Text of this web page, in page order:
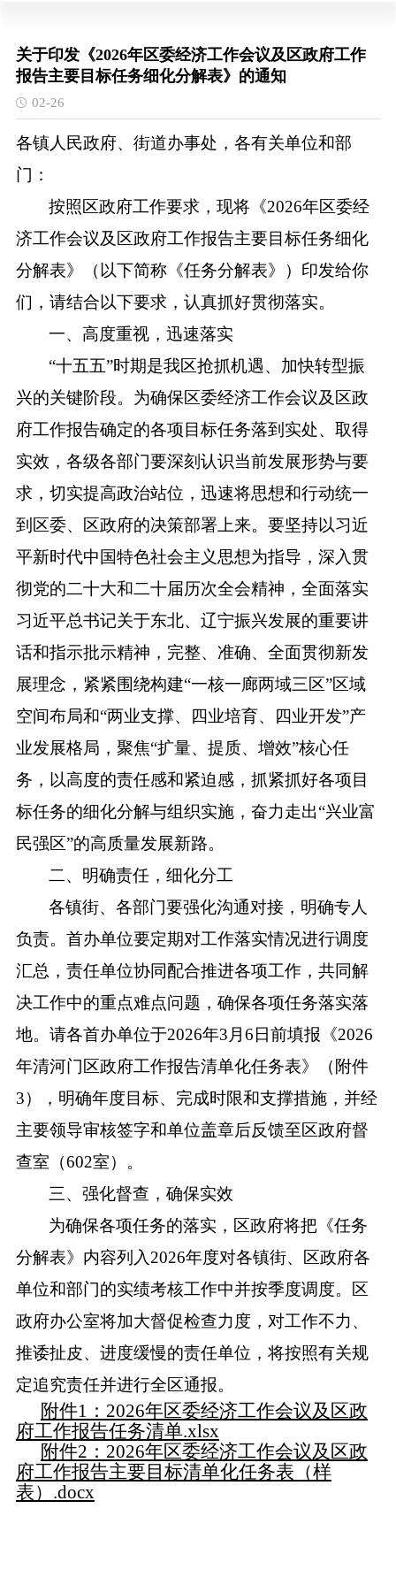
关于印发《2026年区委经济工作会议及区政府工作
报告主要目标任务细化分解表》的通知
02-26
各镇人民政府、街道办事处，各有关单位和部
门：
按照区政府工作要求，现将《2026年区委经
济工作会议及区政府工作报告主要目标任务细化
分解表》（以下简称《任务分解表》）印发给你
们，请结合以下要求，认真抓好贯彻落实。
一、高度重视，迅速落实
“十五五”时期是我区抢抓机遇、加快转型振
兴的关键阶段。为确保区委经济工作会议及区政
府工作报告确定的各项目标任务落到实处、取得
实效，各级各部门要深刻认识当前发展形势与要
求，切实提高政治站位，迅速将思想和行动统一
到区委、区政府的决策部署上来。要坚持以习近
平新时代中国特色社会主义思想为指导，深入贯
彻党的二十大和二十届历次全会精神，全面落实
习近平总书记关于东北、辽宁振兴发展的重要讲
话和指示批示精神，完整、准确、全面贯彻新发
展理念，紧紧围绕构建“一核一廊两域三区”区域
空间布局和“两业支撑、四业培育、四业开发”产
业发展格局，聚焦“扩量、提质、增效”核心任
务，以高度的责任感和紧迫感，抓紧抓好各项目
标任务的细化分解与组织实施，奋力走出“兴业富
民强区”的高质量发展新路。
二、明确责任，细化分工
各镇街、各部门要强化沟通对接，明确专人
负责。首办单位要定期对工作落实情况进行调度
汇总，责任单位协同配合推进各项工作，共同解
决工作中的重点难点问题，确保各项任务落实落
地。请各首办单位于2026年3月6日前填报《2026
年清河门区政府工作报告清单化任务表》（附件
3），明确年度目标、完成时限和支撑措施，并经
主要领导审核签字和单位盖章后反馈至区政府督
查室（602室）。
三、强化督查，确保实效
为确保各项任务的落实，区政府将把《任务
分解表》内容列入 2026年度对各镇街、区政府各
单位和部门的实绩考核工作中并按季度调度。区
政府办公室将加大督促检查力度，对工作不力、
推诿扯皮、进度缓慢的责任单位，将按照有关规
定追究责任并进行全区通报。
附件1：2026年区委经济工作会议及区政
府工作报告任务清单.xlsx
附件2：2026年区委经济工作会议及区政
府工作报告主要目标清单化任务表（样
表）.docx